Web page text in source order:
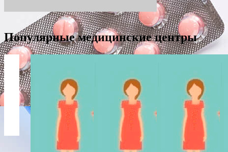
Популярные медицинские центры